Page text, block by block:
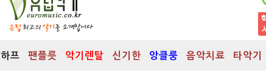
하프 팬플릇 악기렌탈 신기한 앙클룽 음악치료 타악기